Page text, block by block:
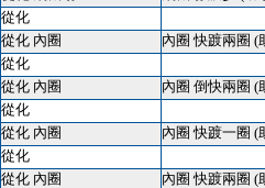
從化
從化 內圈
內圈 快踱兩圈 (
從化
從化 內圈
內圈 倒快兩圈 (
從化
從化 內圈
內圈 快踱一圈 (
從化
從化 內圈
內圈 快踱兩圈 (